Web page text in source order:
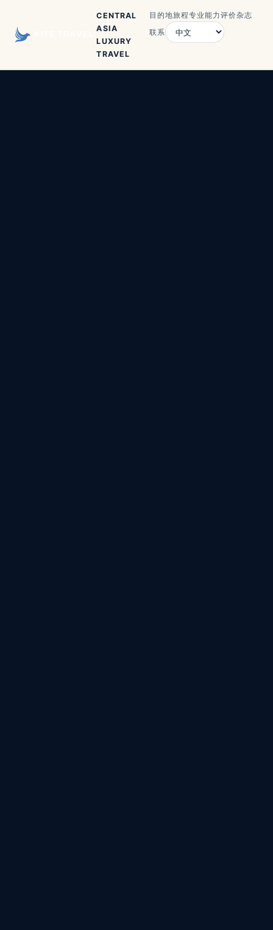
CENTRAL
ASIA
LUXURY
TRAVEL
目的地旅程专业能力评价杂志
联系